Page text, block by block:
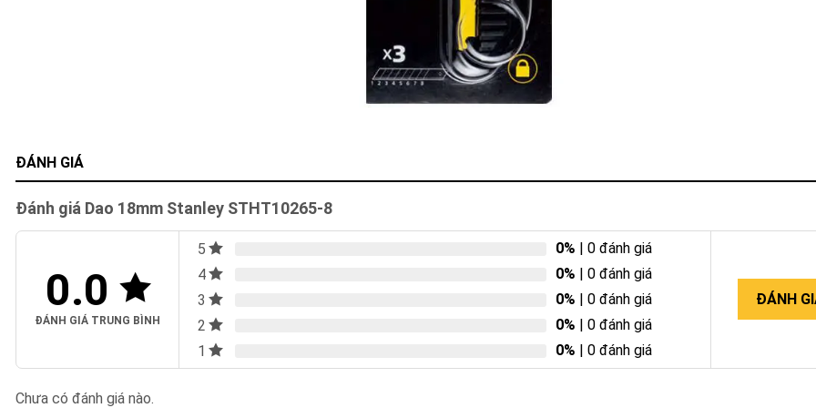
ĐÁNH GIÁ
Đánh giá Dao 18mm Stanley STHT10265-8
0.0
ĐÁNH GIÁ TRUNG BÌNH
5 0% | 0 đánh giá
4
0% | 0 đánh giá
3
0% | 0 đánh giá
2
0% | 0 đánh giá
1
0% | 0 đánh giá
ĐÁNH
Chưa có đánh giá nào.